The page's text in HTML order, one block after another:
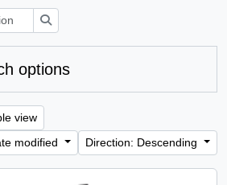
options
view
modified
Direction: Descending